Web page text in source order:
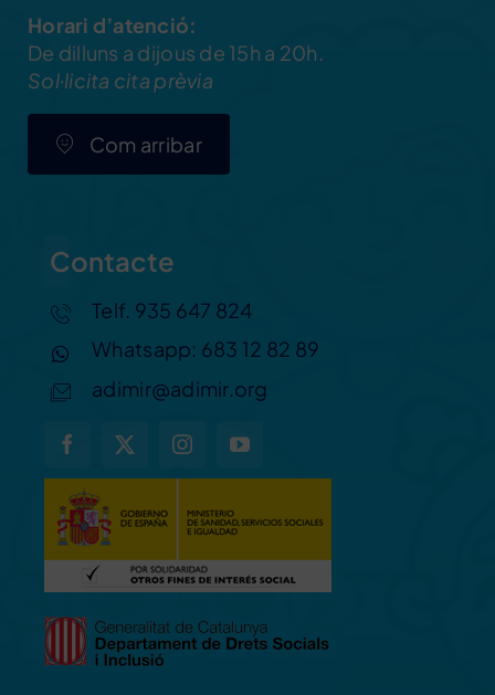
Horari d’atenció:
De dilluns a dijous de 15h a 20h.
Sol·licita cita prèvia
Com arribar
Contacte
Telf. 935 647 824
Whatsapp: 683 12 82 89
adimir@adimir.org